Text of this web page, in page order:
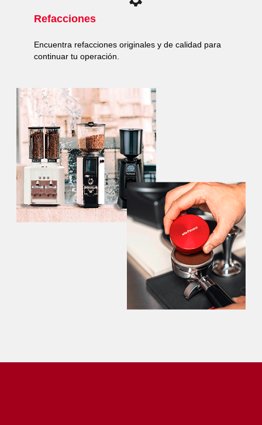
Refacciones
Encuentra refacciones originales y de calidad para
continuar tu operación.